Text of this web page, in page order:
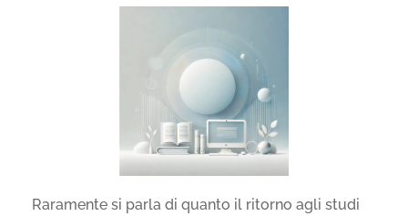
Raramente si parla di quanto il ritorno agli studi